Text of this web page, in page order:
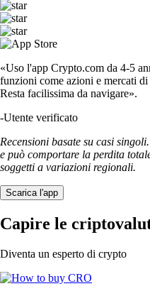
«Uso l'app Crypto.com da 4-5
funzioni come azioni e mercati
Resta facilissima da navigare».
-Utente verificato
Recensioni basate su casi
e può comportare la perdita
soggetti a variazioni regionali.
Scarica l'app
Capire le
Diventa un esperto di crypto